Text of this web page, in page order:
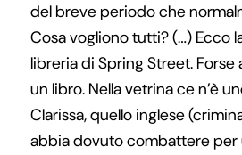
del breve periodo che
Cosa vogliono tutti? (…) Ecco
libreria di Spring Street.
un libro. Nella vetrina ce n’è
Clarissa, quello inglese
abbia dovuto combattere per